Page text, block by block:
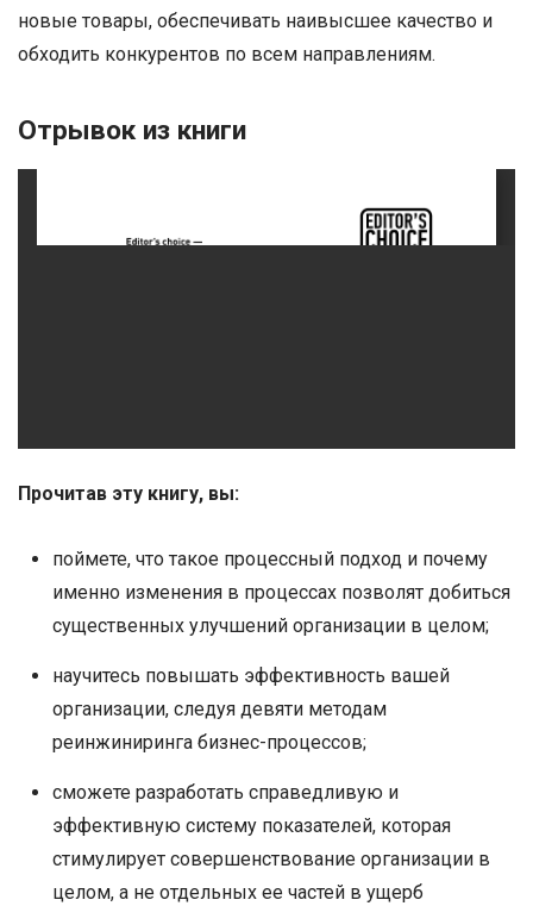
новые товары, обеспечивать наивысшее качество и
обходить конкурентов по всем направлениям.
Отрывок из книги
Прочитав эту книгу, вы:
поймете, что такое процессный подход и почему
именно изменения в процессах позволят добиться
существенных улучшений организации в целом;
научитесь повышать эффективность вашей
организации, следуя девяти методам
реинжиниринга бизнес-процессов;
сможете разработать справедливую и
эффективную систему показателей, которая
стимулирует совершенствование организации в
целом, а не отдельных ее частей в ущерб